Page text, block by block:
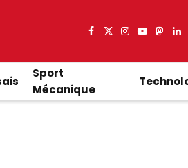
Facebook
X
Instagram
YouTube
Sport
Mécanique